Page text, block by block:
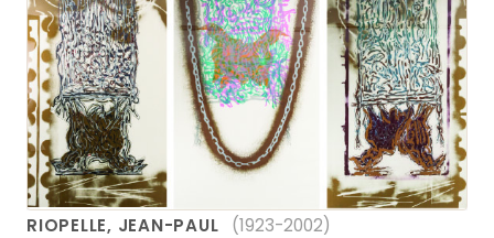
RIOPELLE, JEAN-PAUL (1923-2002)